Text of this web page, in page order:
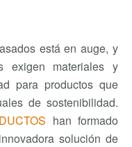
está en auge, y
exigen materiales y
para productos que
de sostenibilidad.
han formado
solución de